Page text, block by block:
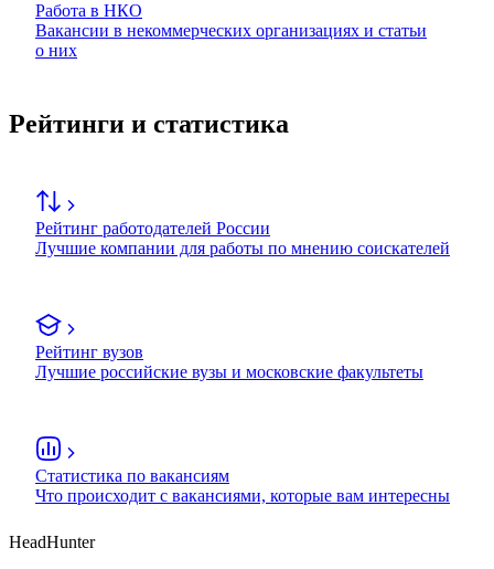
Работа в НКО
Вакансии в некоммерческих организациях и статьи
о них
Рейтинги и статистика
Рейтинг работодателей России
Лучшие компании для работы по мнению соискателей
Рейтинг вузов
Лучшие российские вузы и московские факультеты
Статистика по вакансиям
Что происходит с вакансиями, которые вам интересны
HeadHunter